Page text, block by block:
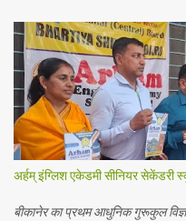
s
अर्हम् इंग्लिश एकेडमी सीनियर सेकेंडरी
बीकानेर का प्रथम आधुनिक गुरूकुल